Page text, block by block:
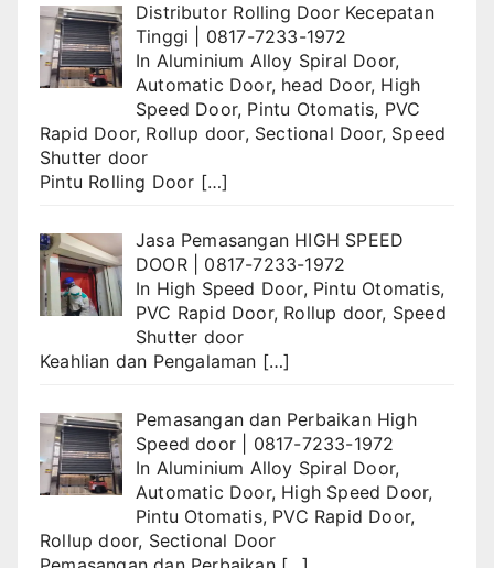
Distributor Rolling Door Kecepatan
Tinggi | 0817-7233-1972
In Aluminium Alloy Spiral Door,
Automatic Door, head Door, High
Speed Door, Pintu Otomatis, PVC
Rapid Door, Rollup door, Sectional Door, Speed
Shutter door
Pintu Rolling Door […]
Jasa Pemasangan HIGH SPEED
DOOR | 0817-7233-1972
In High Speed Door, Pintu Otomatis,
PVC Rapid Door, Rollup door, Speed
Shutter door
Keahlian dan Pengalaman […]
Pemasangan dan Perbaikan High
Speed door | 0817-7233-1972
In Aluminium Alloy Spiral Door,
Automatic Door, High Speed Door,
Pintu Otomatis, PVC Rapid Door,
Rollup door, Sectional Door